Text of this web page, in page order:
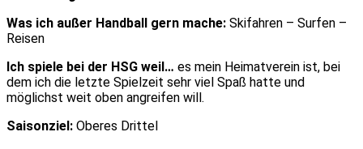
Was ich außer Handball gern mache: Skifahren – Surfen –
Reisen
Ich spiele bei der HSG weil… es mein Heimatverein ist, bei
dem ich die letzte Spielzeit sehr viel Spaß hatte und
möglichst weit oben angreifen will.
Saisonziel: Oberes Drittel